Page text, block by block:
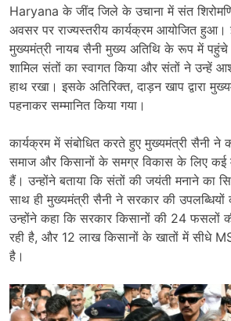
Haryana के जींद जिले के उचाना में संत
अवसर पर राज्यस्तरीय कार्यक्रम आयोजित हुआ।
मुख्यमंत्री नायब सैनी मुख्य अतिथि के रूप में
शामिल संतों का स्वागत किया और संतों ने उन्हें
हाथ रखा। इसके अतिरिक्त, दाड़न खाप द्वारा
पहनाकर सम्मानित किया गया।
कार्यक्रम में संबोधित करते हुए मुख्यमंत्री सैनी
समाज और किसानों के समग्र विकास के लिए कई
हैं। उन्होंने बताया कि संतों की जयंती मनाने का
साथ ही मुख्यमंत्री सैनी ने सरकार की
उन्होंने कहा कि सरकार किसानों की 24 फसलों
रही है, और 12 लाख किसानों के खातों में सीधे
है।